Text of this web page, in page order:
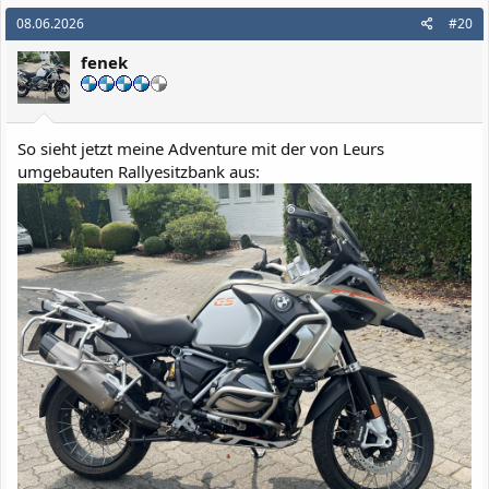
08.06.2026 #20
fenek
So sieht jetzt meine Adventure mit der von Leurs
umgebauten Rallyesitzbank aus: